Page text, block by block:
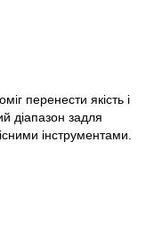
перенести якість і
діапазон задля
інструментами.